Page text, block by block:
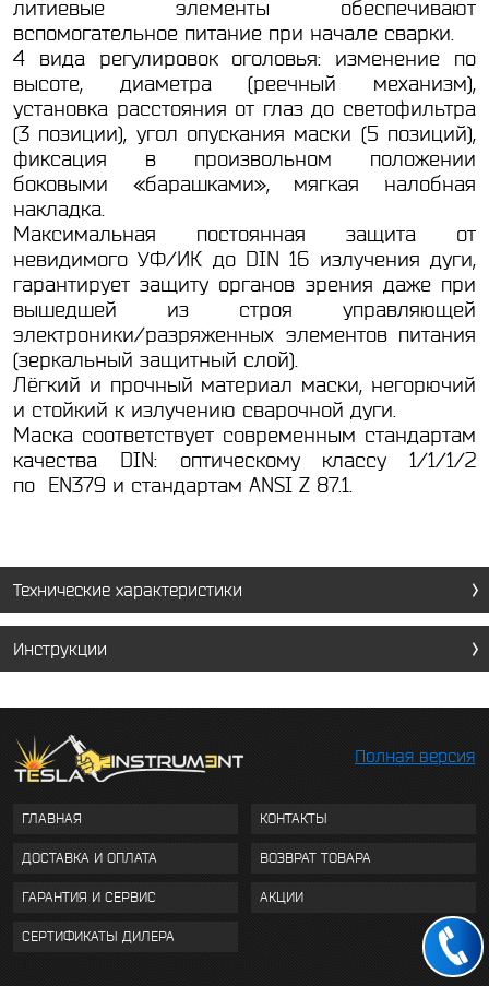
литиевые элементы обеспечивают
вспомогательное питание при начале сварки.
4 вида регулировок оголовья: изменение по
высоте, диаметра (реечный механизм),
установка расстояния от глаз до светофильтра
(3 позиции), угол опускания маски (5 позиций),
фиксация в произвольном положении
боковыми «барашками», мягкая налобная
накладка.
Максимальная постоянная защита от
невидимого УФ/ИК до DIN 16 излучения дуги,
гарантирует защиту органов зрения даже при
вышедшей из строя управляющей
электроники/разряженных элементов питания
(зеркальный защитный слой).
Лёгкий и прочный материал маски, негорючий
и стойкий к излучению сварочной дуги.
Маска соответствует современным стандартам
качества DIN: оптическому классу 1/1/1/2
по EN379 и стандартам ANSI Z 87.1.
Технические характеристики
Инструкции
Полная версия
ГЛАВНАЯ КОНТАКТЫ
ДОСТАВКА И ОПЛАТА ВОЗВРАТ ТОВАРА
ГАРАНТИЯ И СЕРВИС АКЦИИ
СЕРТИФИКАТЫ ДИЛЕРА